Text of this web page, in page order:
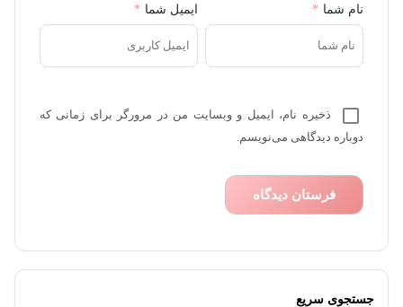
نام شما * ایمیل شما *
ذخیره نام، ایمیل و وبسایت من در مرورگر برای زمانی که
دوباره دیدگاهی می‌نویسم.
جستجوی سریع